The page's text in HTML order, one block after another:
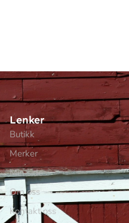
Lenker
Butikk
Merker
Min side
Om oss
Kontakt oss